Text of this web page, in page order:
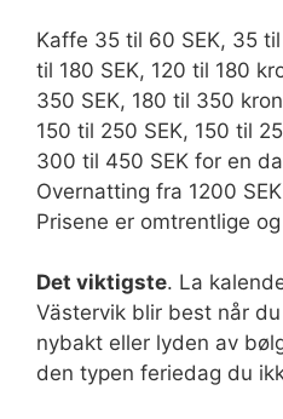
Kaffe 35 til 60 SEK, 35
til 180 SEK, 120 til 180
350 SEK, 180 til 350
150 til 250 SEK, 150 til
300 til 450 SEK for en
Overnatting fra 1200
Prisene er omtrentlige
Det viktigste. La
Västervik blir best når
nybakt eller lyden av
den typen feriedag du